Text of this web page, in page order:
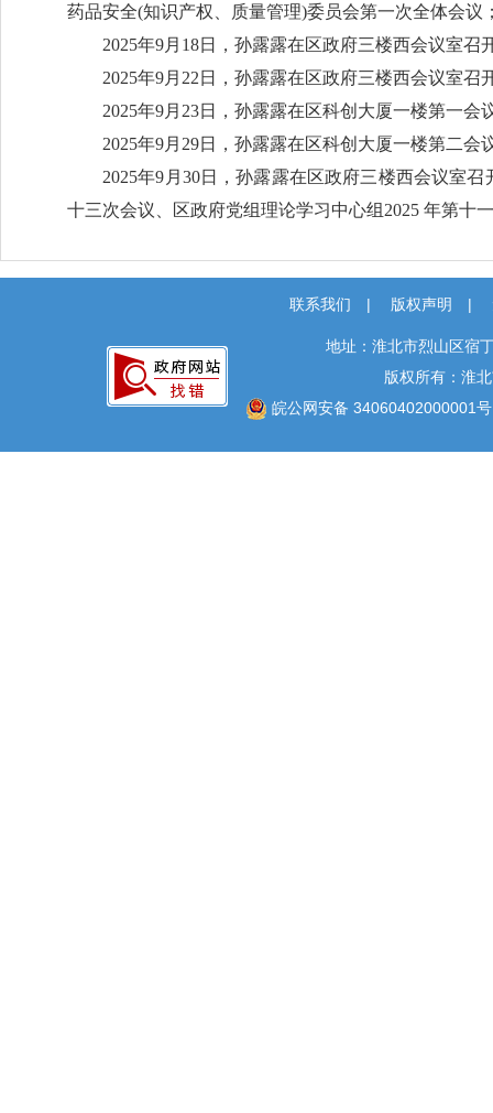
药品安全(知识产权、质量管理)委员会第一次全体会议
2025年9月18日，孙露露在区政府三楼西会议室召
2025年9月22日，孙露露在区政府三楼西会议室
2025年9月23日，孙露露在区科创大厦一楼第一
2025年9月29日，孙露露在区科创大厦一楼第二
2025年9月30日，孙露露在区政府三楼西会议室
十三次会议、区政府党组理论学习中心组2025 年第十
联系我们 | 版权声明 |
地址：淮北市烈山区宿
版权所有：淮
皖公网安备 34060402000001号